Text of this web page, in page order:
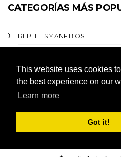
This website uses cookies
the best experience on our
Learn more
Got it!
CATEGORÍAS MÁS
REPTILES Y ANFIBIOS
CONEJOS